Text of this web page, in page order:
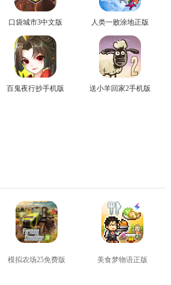
口袋城市3中文版 人类一败涂地正版
百鬼夜行抄手机版 送小羊回家2手机版
模拟农场25免费版 美食梦物语正版